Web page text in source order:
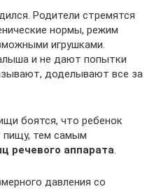
Родители стремятся
нормы, режим
игрушками.
и не дают попытки
доделывают все за
боятся, что ребенок
пищу, тем самым
речевого аппарата.
давления со